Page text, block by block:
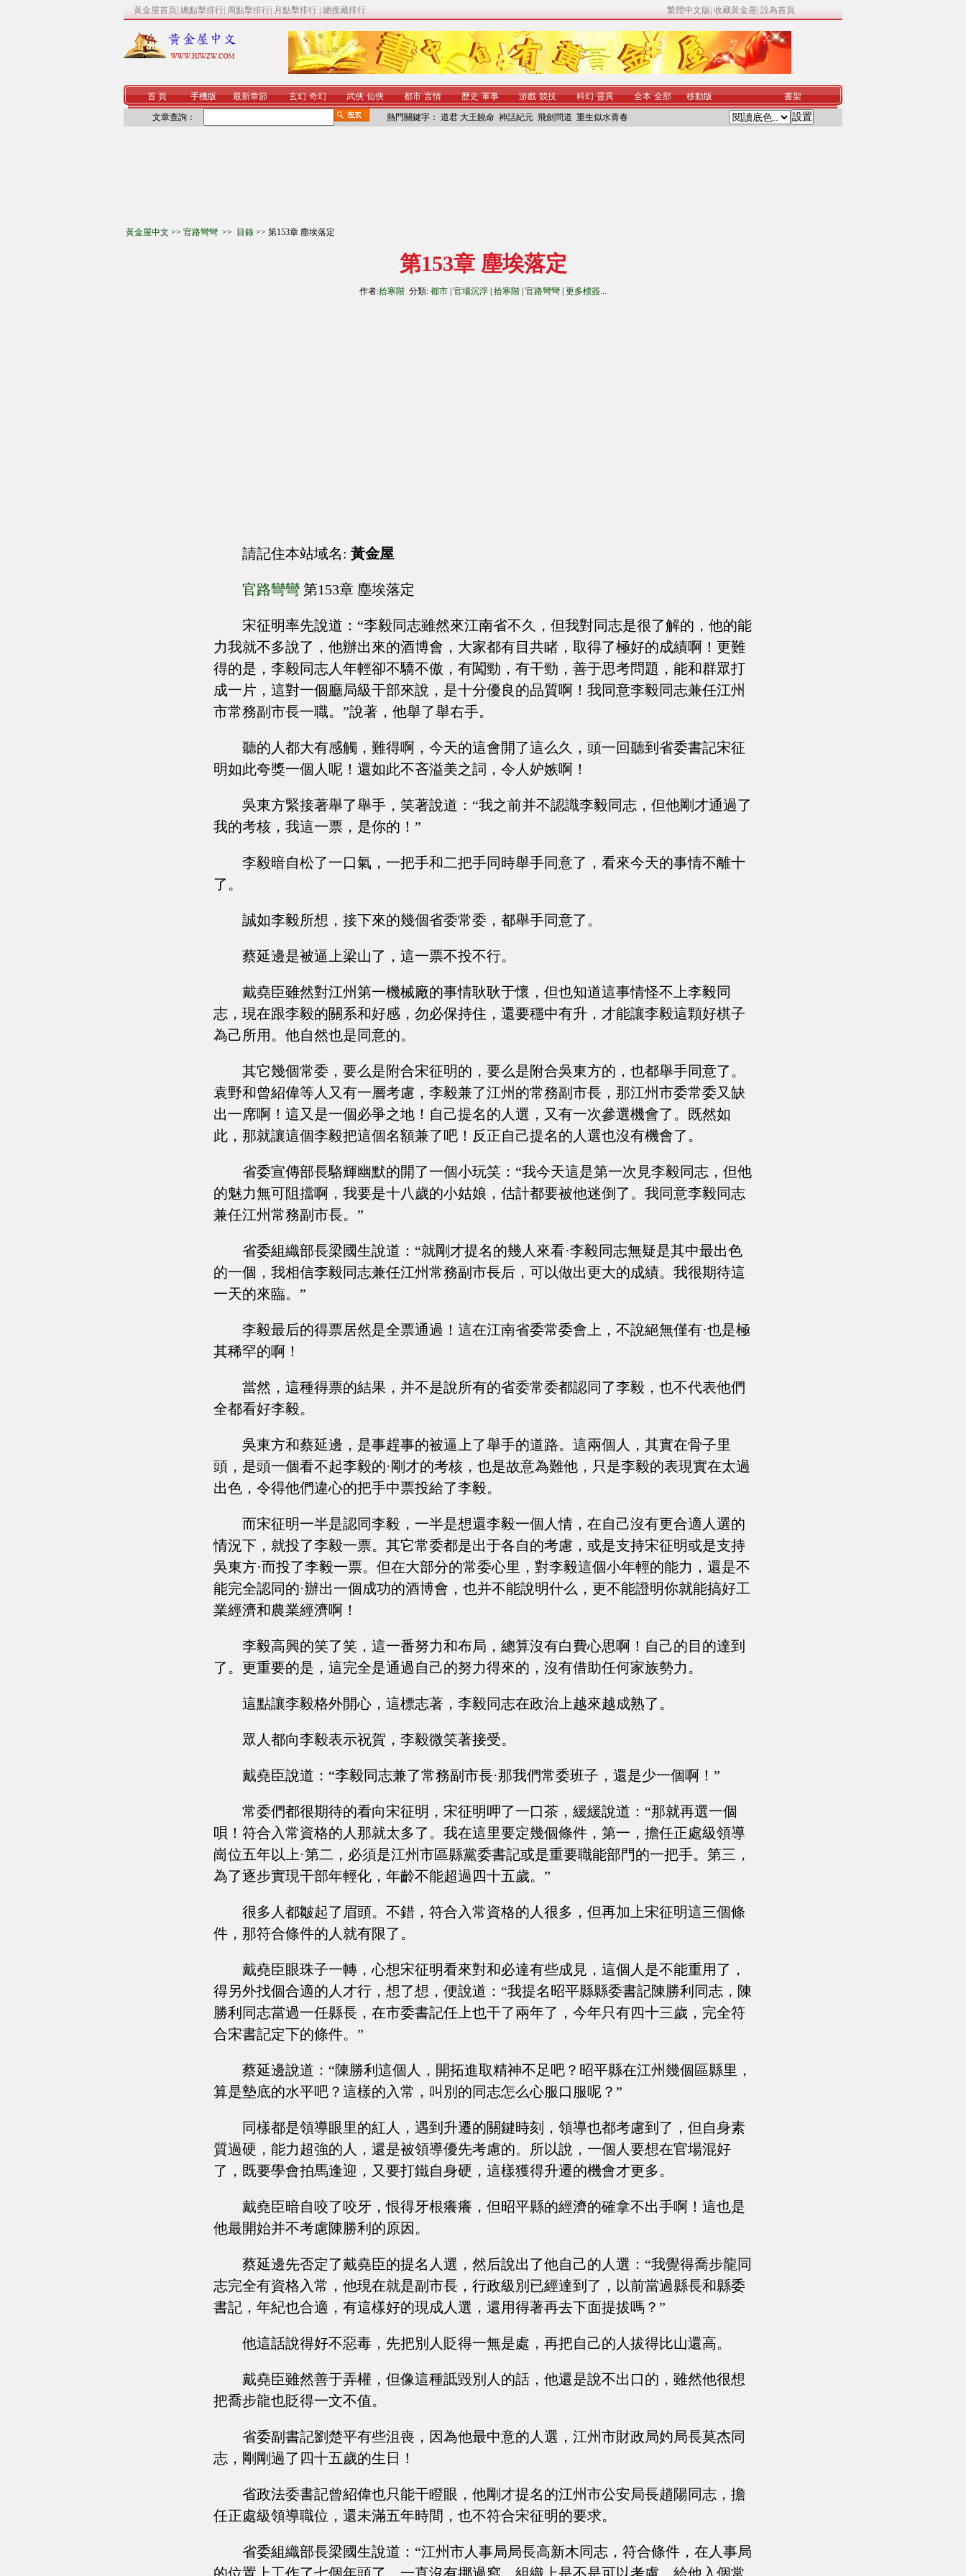
黃金屋首頁 總點擊排行 周點擊排行 月點擊排行 總搜藏排行 繁體中文版 收藏黃金屋 設為首頁
首 頁 手機版 最新章節 玄幻·奇幻 武俠·仙俠 都市·言情 歷史·軍事 游戲·競技 科幻·靈異 全本·全部 移動版 書架
文章查詢： 熱門關鍵字： 道君 大王饒命 神話紀元 飛劍問道 重生似水青春
黃金屋中文 >> 官路彎彎 >> 目錄 >> 第153章 塵埃落定
第153章 塵埃落定
作者:拾寒階 分類: 都市 官場沉浮 拾寒階 官路彎彎 更多標簽...
請記住本站域名: 黃金屋
官路彎彎 第153章 塵埃落定
宋征明率先說道：“李毅同志雖然來江南省不久，但我對同志是很了解的，他的能
力我就不多說了，他辦出來的酒博會，大家都有目共睹，取得了極好的成績啊！更難
得的是，李毅同志人年輕卻不驕不傲，有闖勁，有干勁，善于思考問題，能和群眾打
成一片，這對一個廳局級干部來說，是十分優良的品質啊！我同意李毅同志兼任江州
市常務副市長一職。”說著，他舉了舉右手。
聽的人都大有感觸，難得啊，今天的這會開了這么久，頭一回聽到省委書記宋征
明如此夸獎一個人呢！還如此不吝溢美之詞，令人妒嫉啊！
吳東方緊接著舉了舉手，笑著說道：“我之前并不認識李毅同志，但他剛才通過了
我的考核，我這一票，是你的！”
李毅暗自松了一口氣，一把手和二把手同時舉手同意了，看來今天的事情不離十
了。
誠如李毅所想，接下來的幾個省委常委，都舉手同意了。
蔡延邊是被逼上梁山了，這一票不投不行。
戴堯臣雖然對江州第一機械廠的事情耿耿于懷，但也知道這事情怪不上李毅同
志，現在跟李毅的關系和好感，勿必保持住，還要穩中有升，才能讓李毅這顆好棋子
為己所用。他自然也是同意的。
其它幾個常委，要么是附合宋征明的，要么是附合吳東方的，也都舉手同意了。
袁野和曾紹偉等人又有一層考慮，李毅兼了江州的常務副市長，那江州市委常委又缺
出一席啊！這又是一個必爭之地！自己提名的人選，又有一次參選機會了。既然如
此，那就讓這個李毅把這個名額兼了吧！反正自己提名的人選也沒有機會了。
省委宣傳部長駱輝幽默的開了一個小玩笑：“我今天這是第一次見李毅同志，但他
的魅力無可阻擋啊，我要是十八歲的小姑娘，估計都要被他迷倒了。我同意李毅同志
兼任江州常務副市長。”
省委組織部長梁國生說道：“就剛才提名的幾人來看·李毅同志無疑是其中最出色
的一個，我相信李毅同志兼任江州常務副市長后，可以做出更大的成績。我很期待這
一天的來臨。”
李毅最后的得票居然是全票通過！這在江南省委常委會上，不說絕無僅有·也是極
其稀罕的啊！
當然，這種得票的結果，并不是說所有的省委常委都認同了李毅，也不代表他們
全都看好李毅。
吳東方和蔡延邊，是事趕事的被逼上了舉手的道路。這兩個人，其實在骨子里
頭，是頭一個看不起李毅的·剛才的考核，也是故意為難他，只是李毅的表現實在太過
出色，令得他們違心的把手中票投給了李毅。
而宋征明一半是認同李毅，一半是想還李毅一個人情，在自己沒有更合適人選的
情況下，就投了李毅一票。其它常委都是出于各自的考慮，或是支持宋征明或是支持
吳東方·而投了李毅一票。但在大部分的常委心里，對李毅這個小年輕的能力，還是不
能完全認同的·辦出一個成功的酒博會，也并不能說明什么，更不能證明你就能搞好工
業經濟和農業經濟啊！
李毅高興的笑了笑，這一番努力和布局，總算沒有白費心思啊！自己的目的達到
了。更重要的是，這完全是通過自己的努力得來的，沒有借助任何家族勢力。
這點讓李毅格外開心，這標志著，李毅同志在政治上越來越成熟了。
眾人都向李毅表示祝賀，李毅微笑著接受。
戴堯臣說道：“李毅同志兼了常務副市長·那我們常委班子，還是少一個啊！”
常委們都很期待的看向宋征明，宋征明呷了一口茶，緩緩說道：“那就再選一個
唄！符合入常資格的人那就太多了。我在這里要定幾個條件，第一，擔任正處級領導
崗位五年以上·第二，必須是江州市區縣黨委書記或是重要職能部門的一把手。第三，
為了逐步實現干部年輕化，年齡不能超過四十五歲。”
很多人都皺起了眉頭。不錯，符合入常資格的人很多，但再加上宋征明這三個條
件，那符合條件的人就有限了。
戴堯臣眼珠子一轉，心想宋征明看來對和必達有些成見，這個人是不能重用了，
得另外找個合適的人才行，想了想，便說道：“我提名昭平縣縣委書記陳勝利同志，陳
勝利同志當過一任縣長，在市委書記任上也干了兩年了，今年只有四十三歲，完全符
合宋書記定下的條件。”
蔡延邊說道：“陳勝利這個人，開拓進取精神不足吧？昭平縣在江州幾個區縣里，
算是墊底的水平吧？這樣的入常，叫別的同志怎么心服口服呢？”
同樣都是領導眼里的紅人，遇到升遷的關鍵時刻，領導也都考慮到了，但自身素
質過硬，能力超強的人，還是被領導優先考慮的。所以說，一個人要想在官場混好
了，既要學會拍馬逢迎，又要打鐵自身硬，這樣獲得升遷的機會才更多。
戴堯臣暗自咬了咬牙，恨得牙根癢癢，但昭平縣的經濟的確拿不出手啊！這也是
他最開始并不考慮陳勝利的原因。
蔡延邊先否定了戴堯臣的提名人選，然后說出了他自己的人選：“我覺得喬步龍同
志完全有資格入常，他現在就是副市長，行政級別已經達到了，以前當過縣長和縣委
書記，年紀也合適，有這樣好的現成人選，還用得著再去下面提拔嗎？”
他這話說得好不惡毒，先把別人貶得一無是處，再把自己的人拔得比山還高。
戴堯臣雖然善于弄權，但像這種詆毀別人的話，他還是說不出口的，雖然他很想
把喬步龍也貶得一文不值。
省委副書記劉楚平有些沮喪，因為他最中意的人選，江州市財政局妁局長莫杰同
志，剛剛過了四十五歲的生日！
省政法委書記曾紹偉也只能干瞪眼，他剛才提名的江州市公安局長趙陽同志，擔
任正處級領導職位，還未滿五年時間，也不符合宋征明的要求。
省委組織部長梁國生說道：“江州市人事局局長高新木同志，符合條件，在人事局